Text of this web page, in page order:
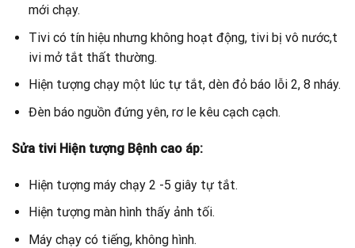
mới chạy.
Tivi có tín hiệu nhưng không hoạt động, tivi bị vô nước,t
ivi mở tắt thất thường.
Hiện tượng chạy một lúc tự tắt, dèn đỏ báo lỗi 2, 8 nháy.
Đèn báo nguồn đứng yên, rơ le kêu cạch cạch.
Sửa tivi Hiện tượng Bệnh cao áp:
Hiện tượng máy chạy 2 -5 giây tự tắt.
Hiện tượng màn hình thấy ảnh tối.
Máy chạy có tiếng, không hình.